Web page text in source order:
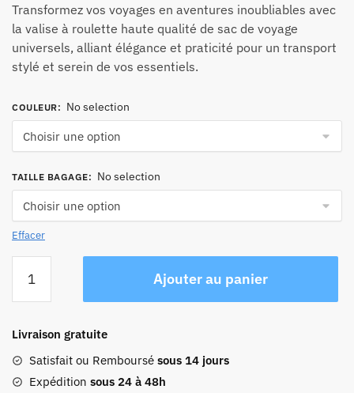
prix :
189,90 €
à
229,90 €
Transformez vos voyages en aventures inoubliables avec
la valise à roulette haute qualité de sac de voyage
universels, alliant élégance et praticité pour un transport
stylé et serein de vos essentiels.
COULEUR: No selection
TAILLE BAGAGE: No selection
Effacer
Valise
Roulette
Haute
Qualité
Ajouter au panier
Livraison gratuite
Satisfait ou Remboursé sous 14 jours
Expédition sous 24 à 48h